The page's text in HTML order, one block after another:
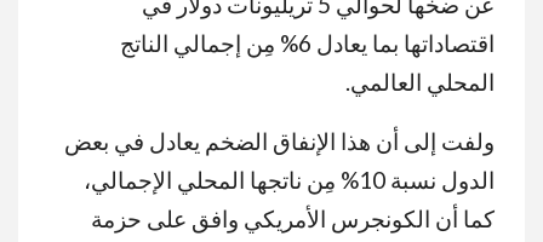
اقتصاداتها بما يعادل 6% مِن إجمالي الناتج
المحلي العالمي.
ولفت إلى أن هذا الإنفاق الضخم يعادل في بعض
الدول نسبة 10% مِن ناتجها المحلي الإجمالي،
كما أن الكونجرس الأمريكي وافق على حزمة